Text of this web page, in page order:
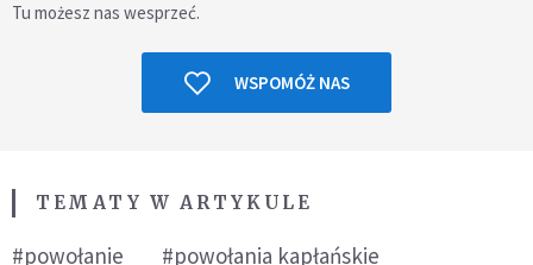
Tu możesz nas wesprzeć.
WSPOMÓŻ NAS
TEMATY W ARTYKULE
#powołanie
#powołania kapłańskie